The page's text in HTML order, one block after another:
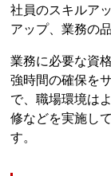
社員のスキルア
アップ、業務の
業務に必要な資
強時間の確保を
で、職場環境は
修などを実施し
す。